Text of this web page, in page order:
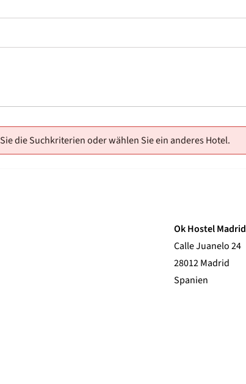
die Suchkriterien oder wählen Sie ein anderes Hotel.
Ok Hostel Madrid
Calle Juanelo 24
28012 Madrid
Spanien